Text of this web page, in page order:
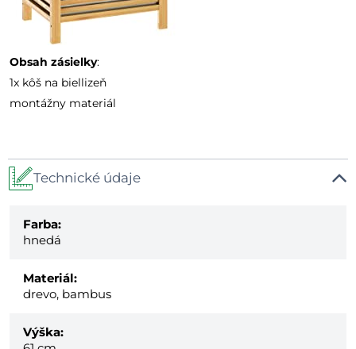
Obsah zásielky:
1x kôš na biellizeň
montážny materiál
Technické údaje
Farba:
hnedá
Materiál:
drevo, bambus
Výška: